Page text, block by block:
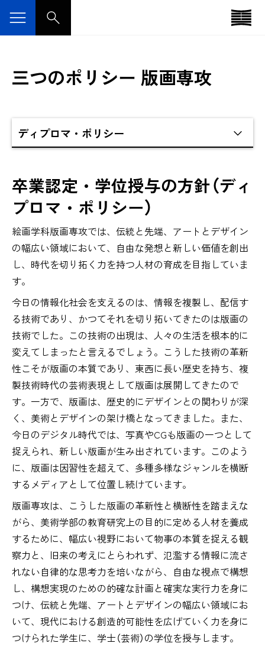
三つのポリシー 版画専攻
卒業認定・学位授与の方針（ディ
プロマ・ポリシー）
絵画学科版画専攻では、伝統と先端、アートとデザイン
の幅広い領域において、自由な発想と新しい価値を創出
し、時代を切り拓く力を持つ人材の育成を目指していま
す。
今日の情報化社会を支えるのは、情報を複製し、配信す
る技術であり、かつてそれを切り拓いてきたのは版画の
技術でした。この技術の出現は、人々の生活を根本的に
変えてしまったと言えるでしょう。こうした技術の革新
性こそが版画の本質であり、東西に長い歴史を持ち、複
製技術時代の芸術表現として版画は展開してきたので
す。一方で、版画は、歴史的にデザインとの関わりが深
く、美術とデザインの架け橋となってきました。また、
今日のデジタル時代では、写真やCGも版画の一つとして
捉えられ、新しい版画が生み出されています。このよう
に、版画は因習性を超えて、多種多様なジャンルを横断
するメディアとして位置し続けています。
版画専攻は、こうした版画の革新性と横断性を踏まえな
がら、美術学部の教育研究上の目的に定める人材を養成
するために、幅広い視野において物事の本質を捉える観
察力と、旧来の考えにとらわれず、氾濫する情報に流さ
れない自律的な思考力を培いながら、自由な視点で構想
し、構想実現のための的確な計画と確実な実行力を身に
つけ、伝統と先端、アートとデザインの幅広い領域にお
いて、現代における創造的可能性を広げていく力を身に
つけられた学生に、学士（芸術）の学位を授与します。